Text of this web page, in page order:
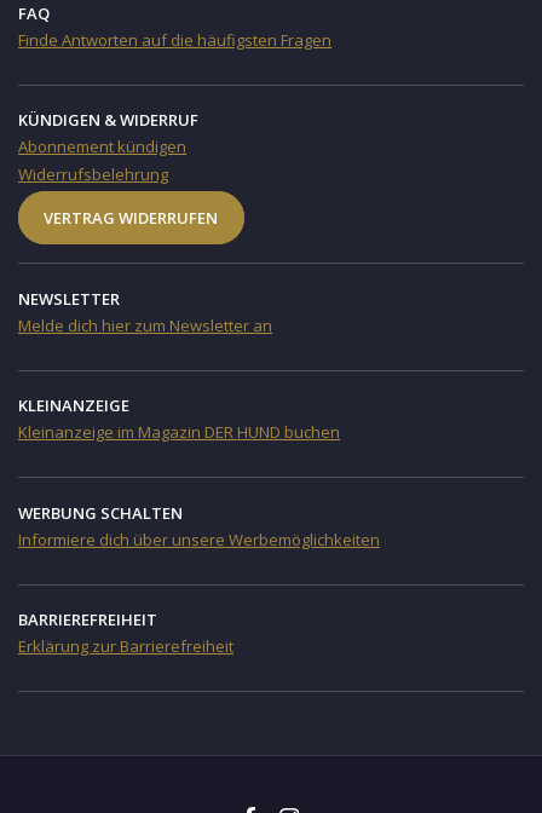
FAQ
Finde Antworten auf die häufigsten Fragen
KÜNDIGEN & WIDERRUF
Abonnement kündigen
Widerrufsbelehrung
VERTRAG WIDERRUFEN
NEWSLETTER
Melde dich hier zum Newsletter an
KLEINANZEIGE
Kleinanzeige im Magazin DER HUND buchen
WERBUNG SCHALTEN
Informiere dich über unsere Werbemöglichkeiten
BARRIEREFREIHEIT
Erklärung zur Barrierefreiheit